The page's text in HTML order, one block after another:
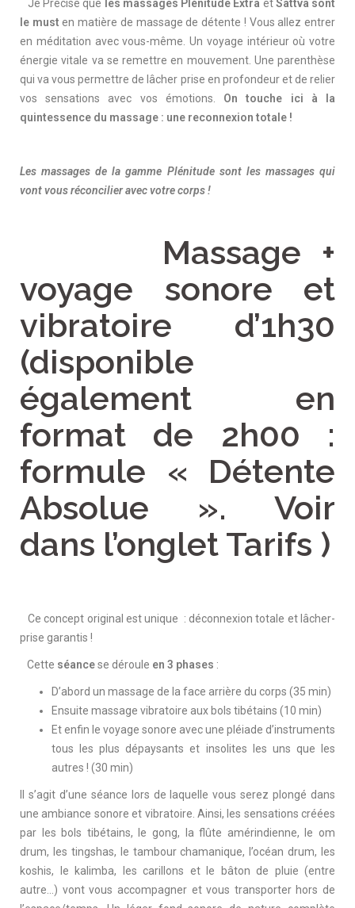
Je Précise que les massages Plénitude Extra etSattva sont
le must en matière de massage de détente ! Vous allez entrer
en méditation avec vous-même. Un voyage intérieur où votre
énergie vitale va se remettre en mouvement. Une parenthèse
qui va vous permettre de lâcher prise en profondeur et de relier
vos sensations avec vos émotions. On touche ici à la
quintessence du massage : une reconnexion totale !
Les massages de la gamme Plénitude sont les massages qui
vont vous réconcilier avec votre corps !
Massage +
voyage sonore et
vibratoire d’1h30
(disponible
également en
format de 2h00 :
formule « Détente
Absolue ». Voir
dans l’onglet Tarifs )
Ce concept original est unique : déconnexion totale et lâcher-
prise garantis !
Cette séancese déroule en 3 phases :
D’abord un massage de la face arrière du corps (35 min)
Ensuite massage vibratoire aux bols tibétains (10 min)
Et enfin le voyage sonore avec une pléiade d’instruments
tous les plus dépaysants et insolites les uns que les
autres ! (30 min)
Il s’agit d’une séance lors de laquelle vous serez plongé dans
une ambiance sonore et vibratoire. Ainsi, les sensations créées
par les bols tibétains, le gong, la flûte amérindienne, le om
drum, les tingshas, le tambour chamanique, l’océan drum, les
koshis, le kalimba, les carillons et le bâton de pluie (entre
autre…) vont vous accompagner et vous transporter hors de